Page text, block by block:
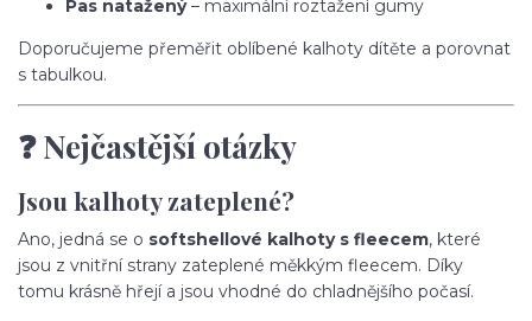
Pas natažený– maximální roztažení gumy
Doporučujeme přeměřit oblíbené kalhoty dítěte a porovnat
s tabulkou.
❓ Nejčastější otázky
Jsou kalhoty zateplené?
Ano, jedná se o softshellové kalhoty s fleecem, které
jsou z vnitřní strany zateplené měkkým fleecem. Díky
tomu krásně hřejí a jsou vhodné do chladnějšího počasí.